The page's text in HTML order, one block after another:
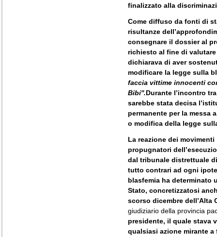
finalizzato alla
Come diffuso da fonti di
risultanze
consegnare il dossier al
richiesto al fine di
dichiarava di aver
modificare la legge sulla
faccia vittime innocenti
Bibi''.Durante l’incontro
sarebbe stata decisa
permanente per la messa
o modifica della legge
La reazione dei
propugnatori
dal tribunale distrettuale di
tutto contrari ad ogni
blasfemia ha determinato
Stato, concretizzatosi
scorso dicembre dell’Alta
giudiziario della provincia
presidente, il quale stava
qualsiasi azione mirante